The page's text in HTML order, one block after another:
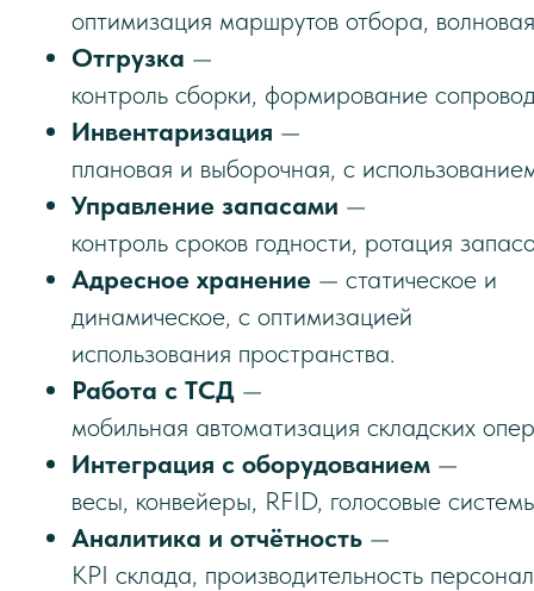
оптимизация маршрутов отбора,
Отгрузка —
контроль сборки, формирование
Инвентаризация —
плановая и выборочная, с
Управление запасами —
контроль сроков годности, ротация
Адресное хранение — статическое и
динамическое, с оптимизацией
использования пространства.
Работа с ТСД —
мобильная автоматизация складских
Интеграция с оборудованием —
весы, конвейеры, RFID, голосовые
Аналитика и отчётность —
KPI склада, производительность